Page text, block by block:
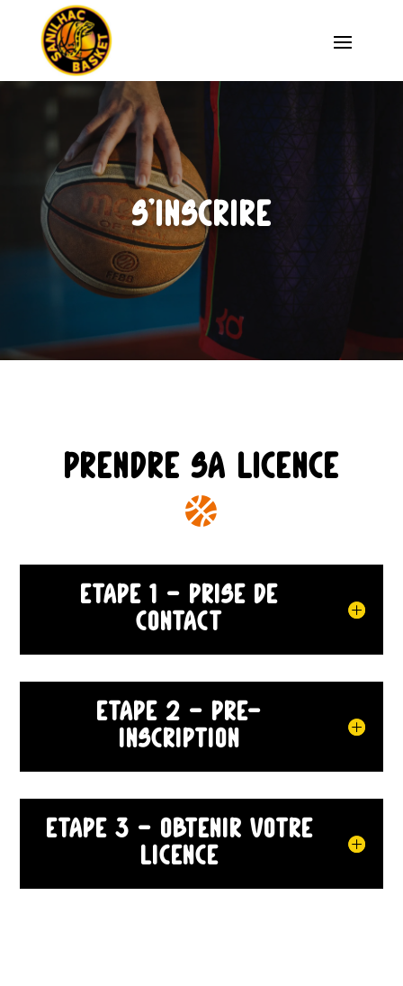
S’inscrire
Prendre sa licence

Etape 1 - Prise de
contact
Etape 2 - pré-
inscription
Etape 3 - Obtenir votre
licence